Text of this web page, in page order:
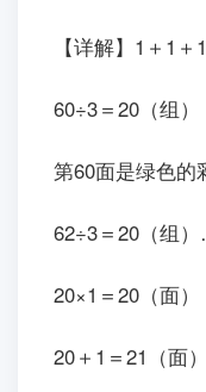
【详解】1＋1＋
60÷3＝20（组）
第60面是绿色的
62÷3＝20（组
20×1＝20（面）
20＋1＝21（面）